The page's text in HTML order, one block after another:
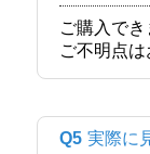
ご購入で
ご不明点は
Q5 実際に